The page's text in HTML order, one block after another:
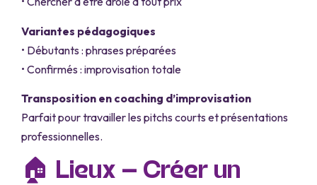
Variantes pédagogiques
• Débutants : phrases préparées
• Confirmés : improvisation totale
Transposition en coaching d’improvisation
Parfait pour travailler les pitchs courts et présentations
professionnelles.
🏠 Lieux – Créer un